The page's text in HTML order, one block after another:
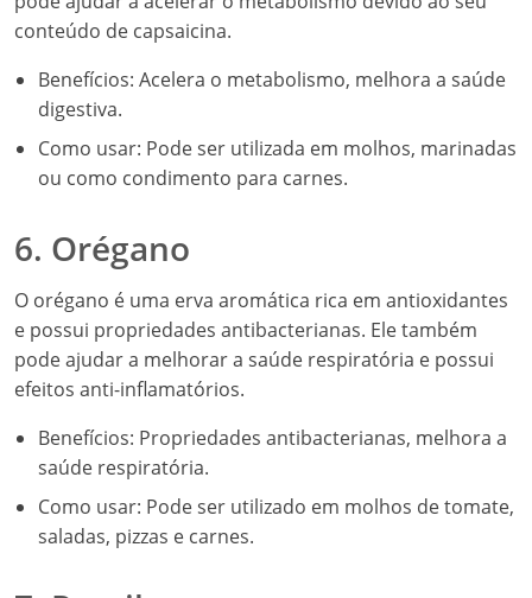
conteúdo de capsaicina.
Benefícios: Acelera o metabolismo, melhora a saúde
digestiva.
Como usar: Pode ser utilizada em molhos, marinadas
ou como condimento para carnes.
6. Orégano
O orégano é uma erva aromática rica em antioxidantes
e possui propriedades antibacterianas. Ele também
pode ajudar a melhorar a saúde respiratória e possui
efeitos anti-inflamatórios.
Benefícios: Propriedades antibacterianas, melhora a
saúde respiratória.
Como usar: Pode ser utilizado em molhos de tomate,
saladas, pizzas e carnes.